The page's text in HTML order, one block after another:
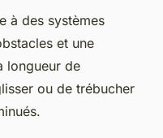
à des systèmes
et une
longueur de
ou de trébucher